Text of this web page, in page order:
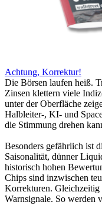
Achtung, Korrektur!
Die Börsen laufen heiß.
Zinsen klettern viele
unter der Oberfläche
Halbleiter-, KI- und
die Stimmung drehen
Besonders gefährlich ist
Saisonalität, dünner
historisch hohen
Chips sind inzwischen
Korrekturen. Gleichzeitig
Warnsignale. So werden